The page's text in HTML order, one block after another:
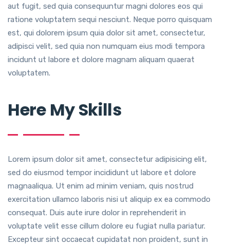
aut fugit, sed quia consequuntur magni dolores eos qui
ratione voluptatem sequi nesciunt. Neque porro quisquam
est, qui dolorem ipsum quia dolor sit amet, consectetur,
adipisci velit, sed quia non numquam eius modi tempora
incidunt ut labore et dolore magnam aliquam quaerat
voluptatem.
Here My Skills
Lorem ipsum dolor sit amet, consectetur adipisicing elit,
sed do eiusmod tempor incididunt ut labore et dolore
magnaaliqua. Ut enim ad minim veniam, quis nostrud
exercitation ullamco laboris nisi ut aliquip ex ea commodo
consequat. Duis aute irure dolor in reprehenderit in
voluptate velit esse cillum dolore eu fugiat nulla pariatur.
Excepteur sint occaecat cupidatat non proident, sunt in